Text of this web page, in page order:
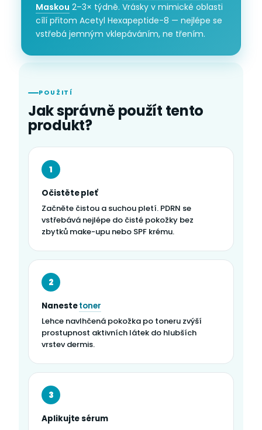
Maskou 2–3× týdně. Vrásky v mimické oblasti
cílí přitom Acetyl Hexapeptide-8 — nejlépe se
vstřebá jemným vklepáváním, ne třením.
POUŽITÍ
Jak správně použít tento
produkt?
1
Očistěte pleť
Začněte čistou a suchou pletí. PDRN se
vstřebává nejlépe do čisté pokožky bez
zbytků make-upu nebo SPF krému.
2
Nanestetoner
Lehce navlhčená pokožka po toneru zvýší
prostupnost aktivních látek do hlubších
vrstev dermis.
3
Aplikujte sérum